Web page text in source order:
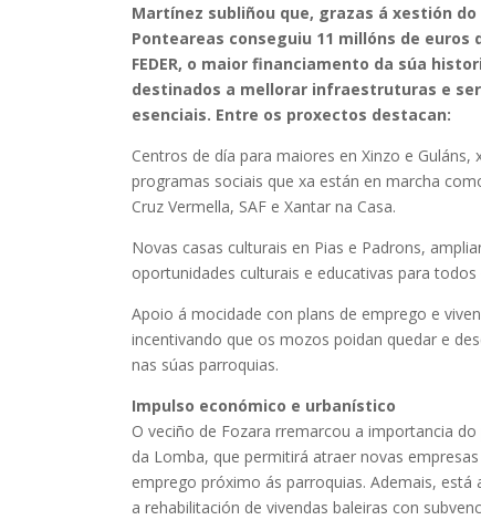
Martínez subliñou que, grazas á xestión do
Ponteareas conseguiu 11 millóns de euros
FEDER, o maior financiamento da súa
destinados a mellorar infraestruturas e
esenciais. Entre os proxectos destacan:
Centros de día para maiores en Xinzo e Guláns,
programas sociais que xa están en marcha
Cruz Vermella, SAF e Xantar na Casa.
Novas casas culturais en Pias e Padrons,
oportunidades culturais e educativas para todos
Apoio á mocidade con plans de emprego e
incentivando que os mozos poidan quedar e
nas súas parroquias.
Impulso económico e urbanístico
O veciño de Fozara rremarcou a importancia do
da Lomba, que permitirá atraer novas
emprego próximo ás parroquias. Ademais, está
a rehabilitación de vivendas baleiras con